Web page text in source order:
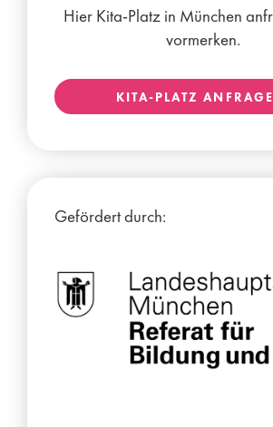
Hier Kita-Platz in München
vormerken.
KITA-PLATZ
Gefördert durch: